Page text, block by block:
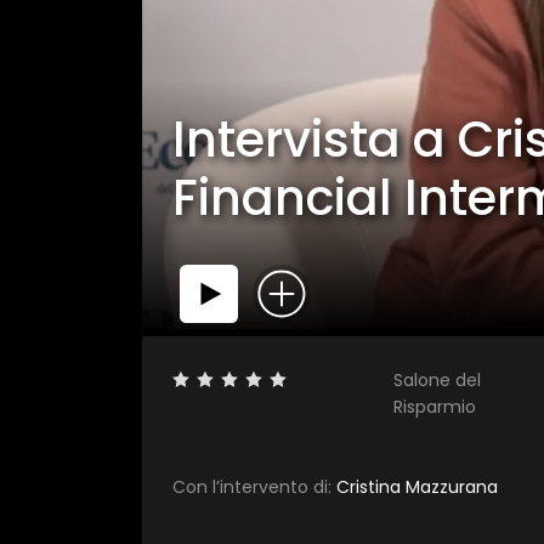
Intervista a
Financial
Salone del
Risparmio
Con l’intervento di: Cristina Mazzurana